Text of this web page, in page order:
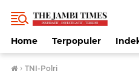
Home Terpopuler
› TNI-Polri